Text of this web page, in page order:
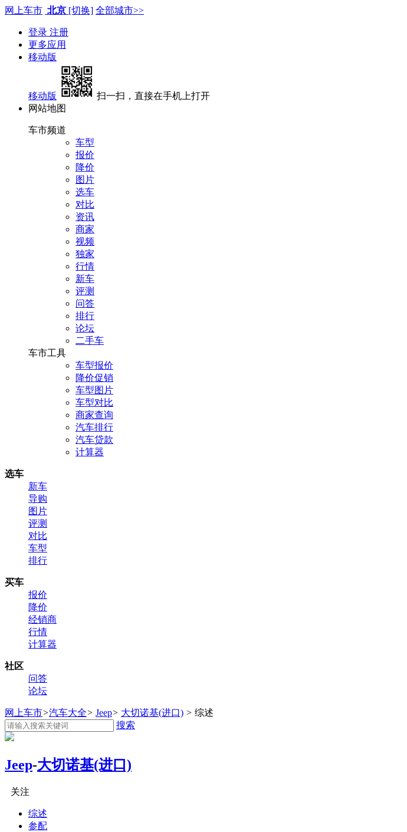
网上车市 北京 [切换] 全部城市>>
登录 注册
更多应用
移动版
移动版
扫一扫，直接在手机上打开
网站地图
车市频道
车型
报价
降价
图片
选车
对比
资讯
商家
视频
独家
行情
新车
评测
问答
排行
论坛
二手车
车市工具
车型报价
降价促销
车型图片
车型对比
商家查询
汽车排行
汽车贷款
计算器
选车
新车
导购
图片
评测
对比
车型
排行
买车
报价
降价
经销商
行情
计算器
社区
问答
论坛
网上车市>汽车大全> Jeep> 大切诺基(进口) > 综述
搜索
Jeep-大切诺基(进口)
关注
综述
参配